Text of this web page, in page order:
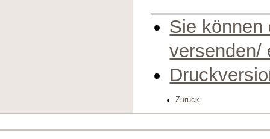
Sie können
versenden/
Zurück